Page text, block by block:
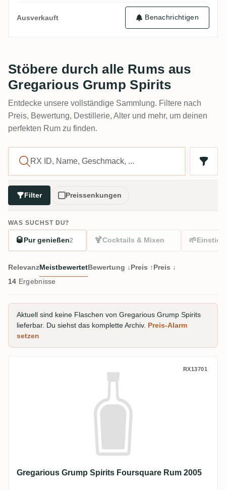
Ausverkauft Benachrichtigen
Stöbere durch alle Rums aus
Gregarious Grump Spirits
Entdecke unsere vollständige Sammlung. Filtere nach
Preis, Bewertung, Destillerie, Alter und mehr, um deinen
perfekten Rum zu finden.
Filter Preissenkungen
WAS SUCHST DU?
🥃 Pur genießen2 🍹Cocktails & Mixen 🌱 Einstieg
RelevanzMeistbewertetBewertung ↓Preis ↑Preis ↓
14 Ergebnisse
Aktuell sind keine Flaschen von Gregarious Grump Spirits
lieferbar. Du siehst das komplette Archiv. Preis-Alarm
setzen
Gregarious Grump Spirits Foursquare
RX13701
Gregarious Grump Spirits Foursquare Rum 2005